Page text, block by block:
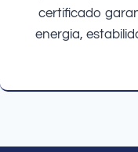
certificado
energia,